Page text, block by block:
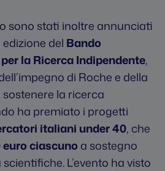
sono stati inoltre annunciati
del Bando
per la Ricerca Indipendente,
di Roche e della
la ricerca
ha premiato i progetti
italiani under 40, che
euro ciascunoa sostegno
L’evento ha visto